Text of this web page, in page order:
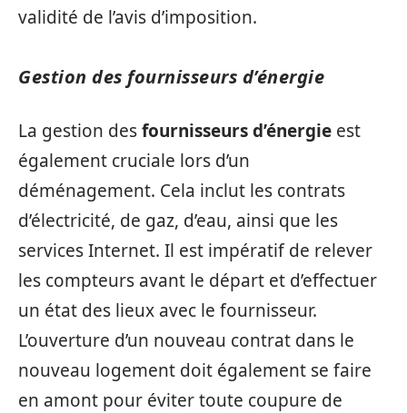
validité de l’avis d’imposition.
Gestion des fournisseurs d’énergie
La gestion desfournisseurs d’énergie est
également cruciale lors d’un
déménagement. Cela inclut les contrats
d’électricité, de gaz, d’eau, ainsi que les
services Internet. Il est impératif de relever
les compteurs avant le départ et d’effectuer
un état des lieux avec le fournisseur.
L’ouverture d’un nouveau contrat dans le
nouveau logement doit également se faire
en amont pour éviter toute coupure de